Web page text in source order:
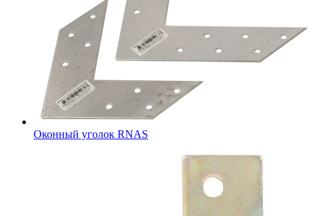
Оконный уголок RNAS